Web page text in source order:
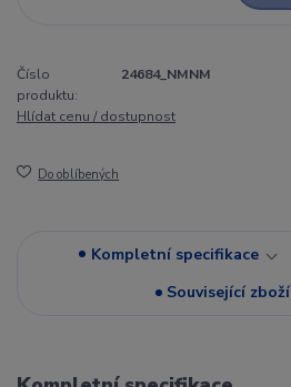
Číslo
produktu:
24684_NMNM
Hlídat cenu / dostupnost
Do oblíbených
Kompletní specifikace
Související zboží